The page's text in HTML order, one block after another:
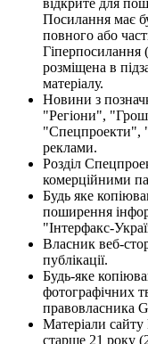
Посилання має
повного або
Гіперпосилання
розміщена в
матеріалу.
Новини з
"Регіони",
"Спецпроекти",
реклами.
Розділ
комерційними
Будь яке
поширення
"Інтерфакс-
Власник веб-
публікації.
Будь-яке
фотографічних
правовласника
Матеріали сайту
старше 21 року